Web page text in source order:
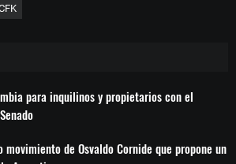
para inquilinos y propietarios con el
movimiento de Osvaldo Cornide que propone un